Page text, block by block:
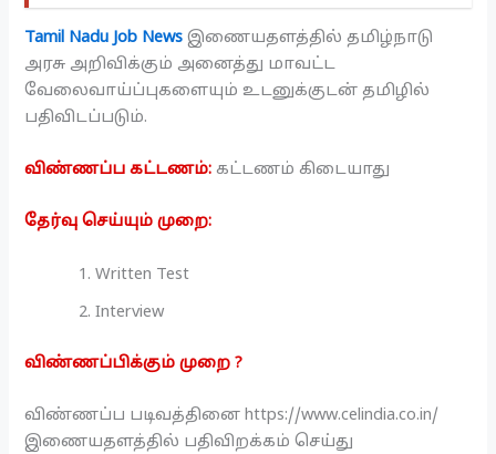
Tamil Nadu Job News இணையதளத்தில் தமிழ்நாடு
அரசு அறிவிக்கும் அனைத்து மாவட்ட
வேலைவாய்ப்புகளையும் உடனுக்குடன் தமிழில்
பதிவிடப்படும்.
விண்ணப்ப கட்டணம்:கட்டணம் கிடையாது
தேர்வு செய்யும் முறை:
Written Test
Interview
விண்ணப்பிக்கும் முறை ?
விண்ணப்ப படிவத்தினை https://www.celindia.co.in/
இணையதளத்தில் பதிவிறக்கம் செய்து